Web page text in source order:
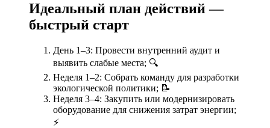
Идеальный план действий —
быстрый старт
День 1–3: Провести внутренний аудит и
выявить слабые места; 🔍
Неделя 1–2: Собрать команду для разработки
экологической политики; 📝
Неделя 3–4: Закупить или модернизировать
оборудование для снижения затрат энергии;
⚡